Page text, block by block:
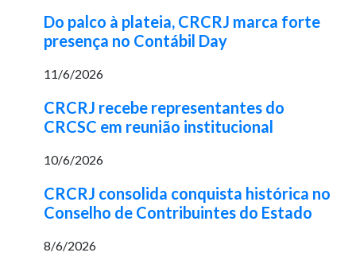
Do palco à plateia, CRCRJ marca forte
presença no Contábil Day
11/6/2026
CRCRJ recebe representantes do
CRCSC em reunião institucional
10/6/2026
CRCRJ consolida conquista histórica no
Conselho de Contribuintes do Estado
8/6/2026